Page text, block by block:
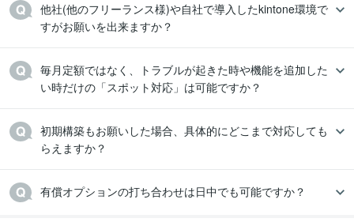
他社(他のフリーランス様)や自社で導入したkintone環境で
すがお願いを出来ますか？
毎月定額ではなく、トラブルが起きた時や機能を追加した
い時だけの「スポット対応」は可能ですか？
初期構築もお願いした場合、具体的にどこまで対応しても
らえますか？
有償オプションの打ち合わせは日中でも可能ですか？